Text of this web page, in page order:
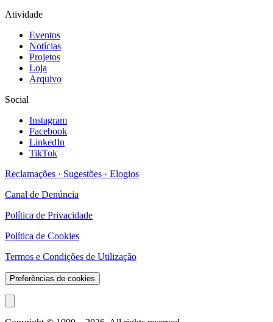
Atividade
Eventos
Notícias
Projetos
Loja
Arquivo
Social
Instagram
Facebook
LinkedIn
TikTok
Reclamações · Sugestões · Elogios
Canal de Denúncia
Política de Privacidade
Política de Cookies
Termos e Condições de Utilização
Preferências de cookies